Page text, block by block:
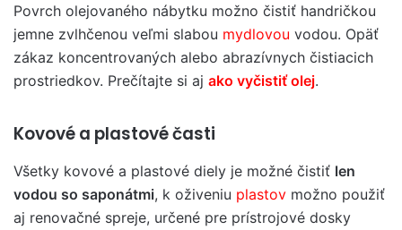
Povrch olejovaného nábytku možno čistiť handričkou
jemne zvlhčenou veľmi slabou mydlovou vodou. Opäť
zákaz koncentrovaných alebo abrazívnych čistiacich
prostriedkov. Prečítajte si aj ako vyčistiť olej.
Kovové a plastové časti
Všetky kovové a plastové diely je možné čistiť len
vodou so saponátmi, k oživeniu plastov možno použiť
aj renovačné spreje, určené pre prístrojové dosky